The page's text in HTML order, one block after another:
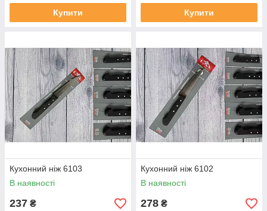
Купити Купити
Кухонний ніж 6103
В наявності
237 ₴
Кухонний ніж 6102
В наявності
278 ₴